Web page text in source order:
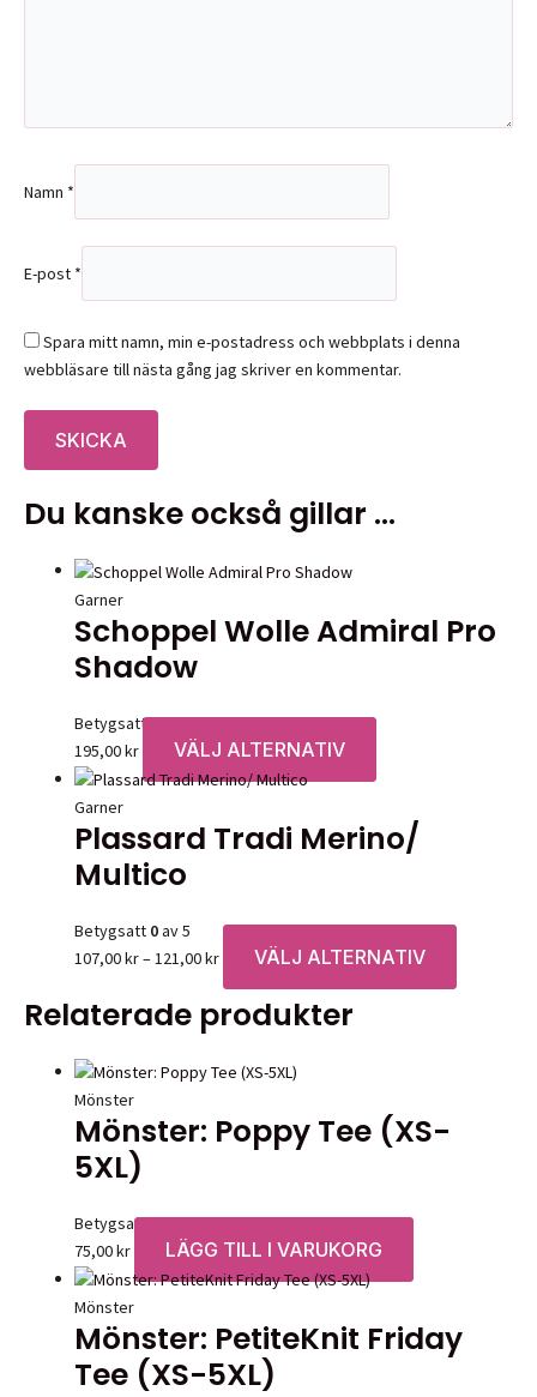
Namn *
E-post *
Spara mitt namn, min e-postadress och webbplats i denna
webbläsare till nästa gång jag skriver en kommentar.
Du kanske också gillar …
Garner
Schoppel Wolle Admiral Pro
Shadow
Betygsatt0av 5
195,00kr VÄLJ ALTERNATIV
här
har
flera
alternativen
Garner
Plassard Tradi Merino/
Multico
Betygsatt 0av 5
107,00kr–121,00krPrisintervall:
107,00 kr
till
VÄLJ ALTERNATIV
här
Relaterade produkter
Mönster
Mönster: Poppy Tee (XS-
5XL)
Betygsatt0av 5
75,00kr LÄGG TILL I VARUKORG
Mönster
Mönster: PetiteKnit Friday
Tee (XS-5XL)